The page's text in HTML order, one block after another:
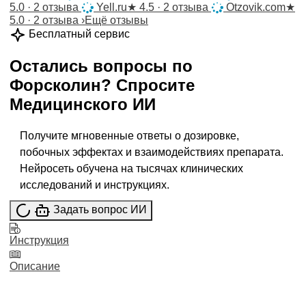
5.0 · 2 отзыва
Yell.ru★ 4.5 · 2 отзыва Otzovik.com★
5.0 · 2 отзыва ›Ещё отзывы
Бесплатный сервис
Остались вопросы по
Форсколин? Спросите
Медицинского ИИ
Получите мгновенные ответы о дозировке,
побочных эффектах и взаимодействиях препарата.
Нейросеть обучена на тысячах клинических
исследований и инструкциях.
Задать вопрос ИИ
Инструкция
Описание